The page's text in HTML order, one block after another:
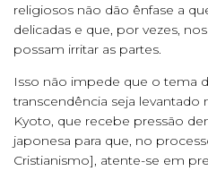
religiosos não dão ênfase a
delicadas e que, por vezes,
possam irritar as partes.
Isso não impede que o tema
transcendência seja
Kyoto, que recebe pressão
japonesa para que, no
Cristianismo], atente-se em